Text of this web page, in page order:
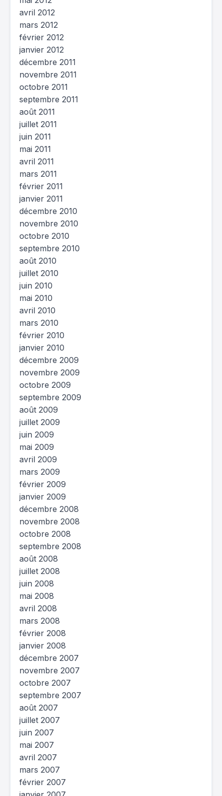
avril 2012
mars 2012
février 2012
janvier 2012
décembre 2011
novembre 2011
octobre 2011
septembre 2011
août 2011
juillet 2011
juin 2011
mai 2011
avril 2011
mars 2011
février 2011
janvier 2011
décembre 2010
novembre 2010
octobre 2010
septembre 2010
août 2010
juillet 2010
juin 2010
mai 2010
avril 2010
mars 2010
février 2010
janvier 2010
décembre 2009
novembre 2009
octobre 2009
septembre 2009
août 2009
juillet 2009
juin 2009
mai 2009
avril 2009
mars 2009
février 2009
janvier 2009
décembre 2008
novembre 2008
octobre 2008
septembre 2008
août 2008
juillet 2008
juin 2008
mai 2008
avril 2008
mars 2008
février 2008
janvier 2008
décembre 2007
novembre 2007
octobre 2007
septembre 2007
août 2007
juillet 2007
juin 2007
mai 2007
avril 2007
mars 2007
février 2007